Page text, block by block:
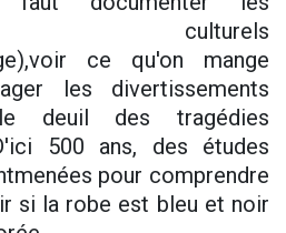
culturels
ce qu'on mange
les divertissements
deuil des tragédies
500 ans, des études
pour comprendre
si la robe est bleu et noir